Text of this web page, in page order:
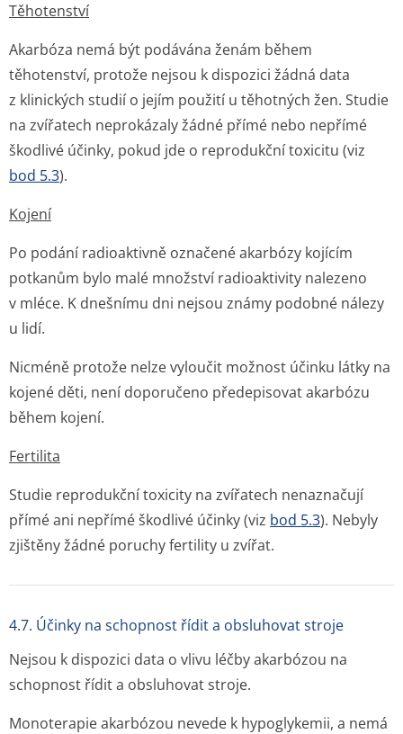
Těhotenství
Akarbóza nemá být podávána ženám během
těhotenství, protože nejsou k dispozici žádná data
z klinických studií o jejím použití u těhotných žen. Studie
na zvířatech neprokázaly žádné přímé nebo nepřímé
škodlivé účinky, pokud jde o reprodukční toxicitu (viz
bod 5.3).
Kojení
Po podání radioaktivně označené akarbózy kojícím
potkanům bylo malé množství radioaktivity nalezeno
v mléce. K dnešnímu dni nejsou známy podobné nálezy
u lidí.
Nicméně protože nelze vyloučit možnost účinku látky na
kojené děti, není doporučeno předepisovat akarbózu
během kojení.
Fertilita
Studie reprodukční toxicity na zvířatech nenaznačují
přímé ani nepřímé škodlivé účinky (viz bod 5.3). Nebyly
zjištěny žádné poruchy fertility u zvířat.
4.7. Účinky na schopnost řídit a obsluhovat stroje
Nejsou k dispozici data o vlivu léčby akarbózou na
schopnost řídit a obsluhovat stroje.
Monoterapie akarbózou nevede k hypoglykemii, a nemá